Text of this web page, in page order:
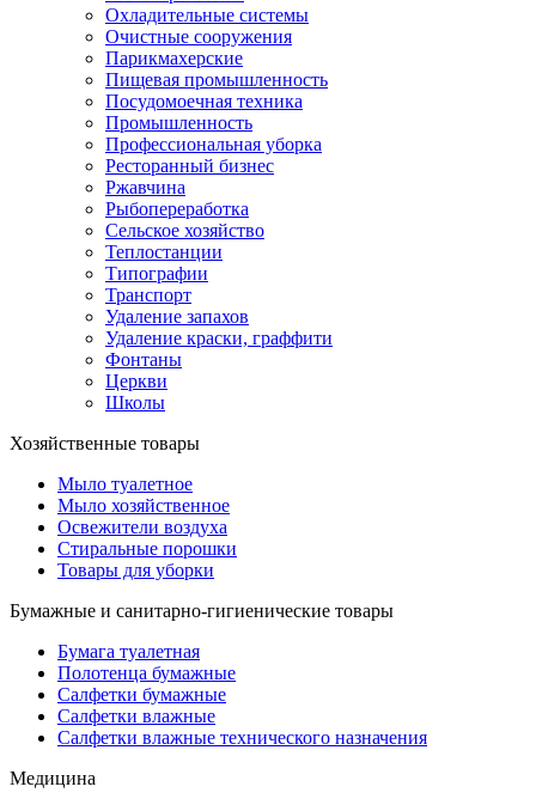
Охладительные системы
Очистные сооружения
Парикмахерские
Пищевая промышленность
Посудомоечная техника
Промышленность
Профессиональная уборка
Ресторанный бизнес
Ржавчина
Рыбопереработка
Сельское хозяйство
Теплостанции
Типографии
Транспорт
Удаление запахов
Удаление краски, граффити
Фонтаны
Церкви
Школы
Хозяйственные товары
Мыло туалетное
Мыло хозяйственное
Освежители воздуха
Стиральные порошки
Товары для уборки
Бумажные и санитарно-гигиенические товары
Бумага туалетная
Полотенца бумажные
Салфетки бумажные
Салфетки влажные
Салфетки влажные технического назначения
Медицина